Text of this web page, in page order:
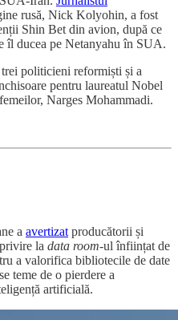
rusă, Nick Kolyohin, a fost
Shin Bet din avion, după ce
îl ducea pe Netanyahu în SUA.
politicieni reformiști și a
pentru laureatul Nobel
Narges Mohammadi.
a avertizat producătorii și
la data room-ul înființat de
a valorifica bibliotecile de date
teme de o pierdere a
artificială.